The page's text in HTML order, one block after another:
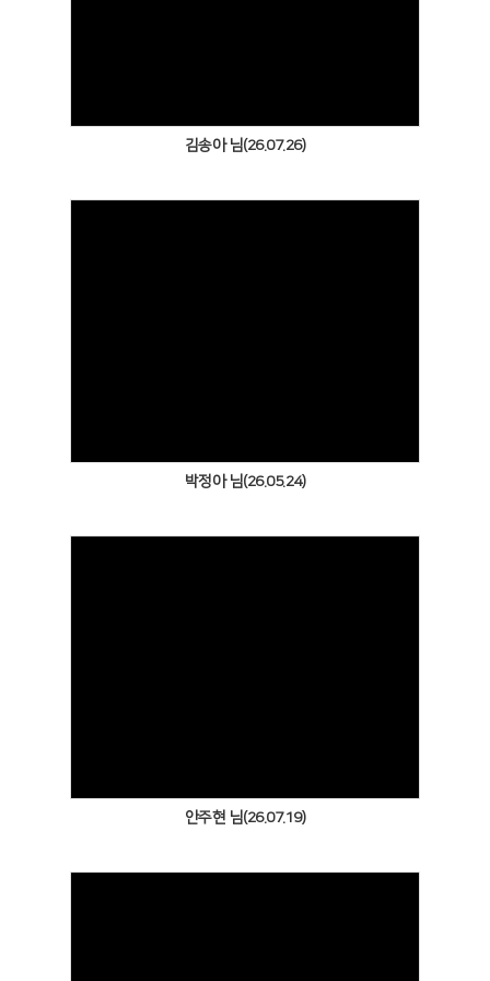
김송아 님(26.07.26)
박정아 님(26.05.24)
안주현 님(26.07.19)